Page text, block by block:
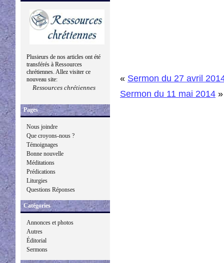
Plusieurs de nos articles ont été
transférés à Ressources
chrétiennes. Allez visiter ce
nouveau site:
Ressources chrétiennes
Pages
Nous joindre
Que croyons-nous ?
Témoignages
Bonne nouvelle
Méditations
Prédications
Liturgies
Questions Réponses
Catégories
Annonces et photos
Autres
Éditorial
Sermons
« Sermon du 27 avril
Sermon du 11 mai 2014 »